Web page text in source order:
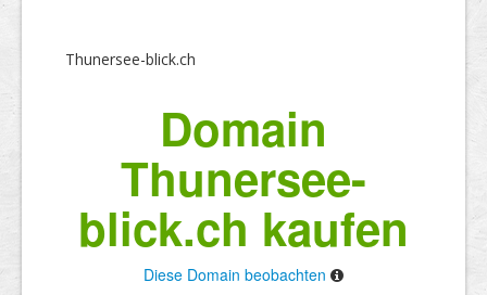
Thunersee-blick.ch
Domain
Thunersee-
blick.ch kaufen
Diese Domain beobachten